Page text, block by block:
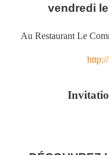
vendredi
Au Restaurant Le